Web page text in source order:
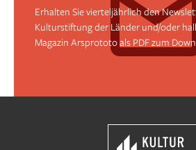
Erhalten Sie vierteljährlich den
Kulturstiftung der Länder und/oder
Magazin Arsprototo als PDF zum